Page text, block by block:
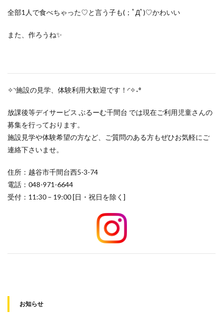
全部1人で食べちゃった♡と言う子も(；ﾟДﾟ)♡かわいい
また、作ろうね✨
✧◝施設の見学、体験利用大歓迎です！◜✧˖°
放課後等デイサービス ぶるーむ千間台 では現在ご利用児童さんの
募集を行っております。
施設見学や体験希望の方など、ご質問のある方もぜひお気軽にご
連絡下さいませ。
住所：越谷市千間台西5-3-74
電話：048-971-6644
受付：11:30 – 19:00 [日・祝日を除く]
お知らせ